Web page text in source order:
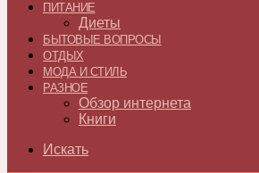
ПИТАНИЕ
Диеты
БЫТОВЫЕ ВОПРОСЫ
ОТДЫХ
МОДА И СТИЛЬ
РАЗНОЕ
Обзор интернета
Книги
Искать